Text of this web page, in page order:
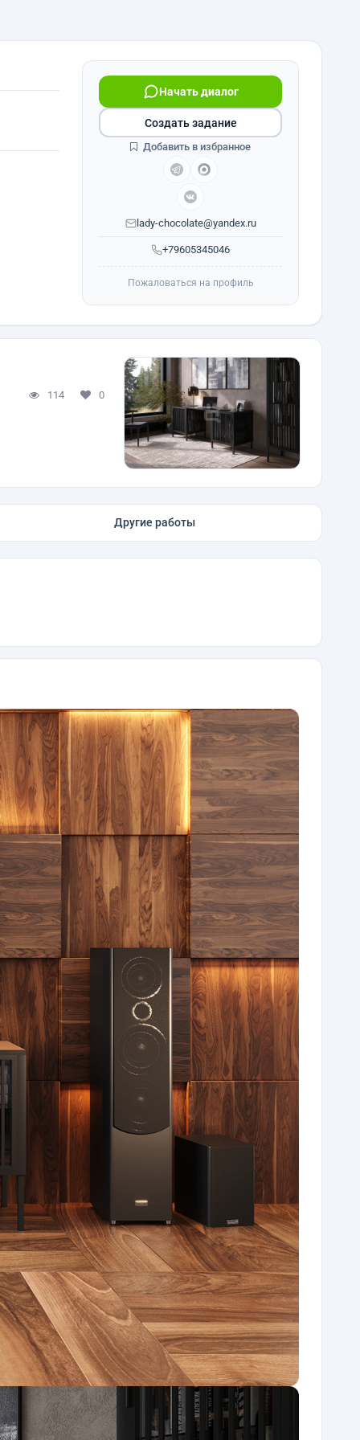
+79605345046
Начать диалог
lady-chocolate@yandex.ru
Создать задание
Добавить в избранное
Пожаловаться на профиль
114 0
Другие работы